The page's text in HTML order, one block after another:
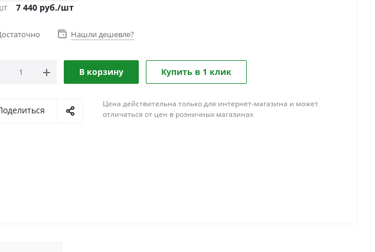
7 440 руб./шт
Нашли дешевле?
В корзину Купить в 1 клик
Цена действительна только для интернет-магазина и может
отличаться от цен в розничных магазинах